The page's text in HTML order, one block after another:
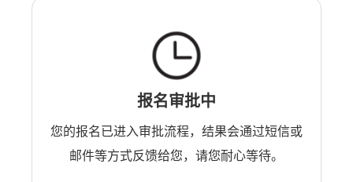
报名审批中
您的报名已进入审批流程，结果会通过短信或
邮件等方式反馈给您，请您耐心等待。